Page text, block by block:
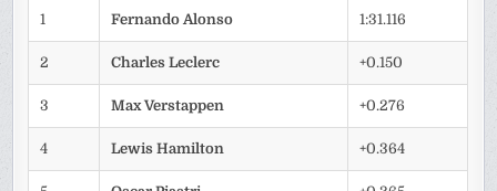
1 Fernando Alonso 1:31.116
2 Charles Leclerc +0.150
3 Max Verstappen +0.276
4 Lewis Hamilton +0.364